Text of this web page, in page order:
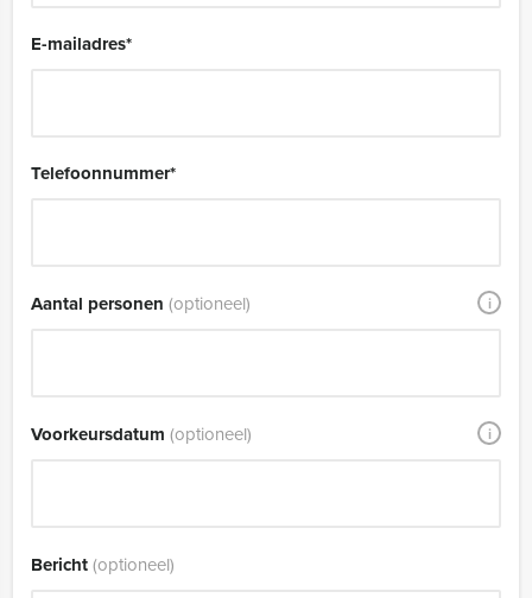
E-mailadres*
Telefoonnummer*
Aantal personen (optioneel) i
Voorkeursdatum (optioneel) i
Bericht(optioneel)